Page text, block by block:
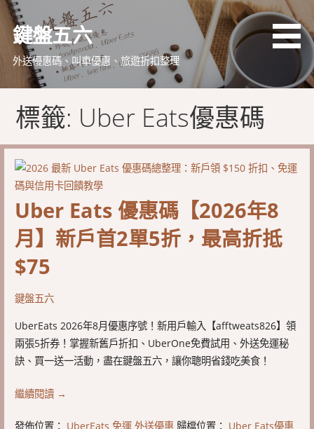
略
鍵盤五六
外送優惠碼、叫車優惠、旅遊折扣整理
標籤: Uber Eats優惠碼
Uber Eats 優惠碼【2026年8
月】新戶首2單5折，最高折抵
$75
鍵盤五六
UberEats 2026年8月優惠序號！新用戶輸入【afftweats826】領
兩張5折券！掌握新舊戶折扣、UberOne免費試用、外送免運秘
訣、買一送一活動，盡在鍵盤五六，讓你聰明省錢吃美食！
繼續閱讀 →
發佈位置： UberEats 免運 外送優惠 歸檔位置： Uber Eats優惠